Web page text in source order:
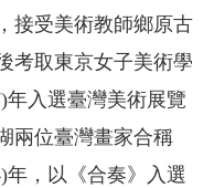
接受美術教師鄉原古
考取東京女子美術學
年入選臺灣美術展覽
兩位臺灣畫家合稱
年，以《合奏》入選